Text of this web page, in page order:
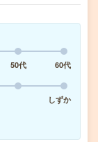
50代
60代
しずか